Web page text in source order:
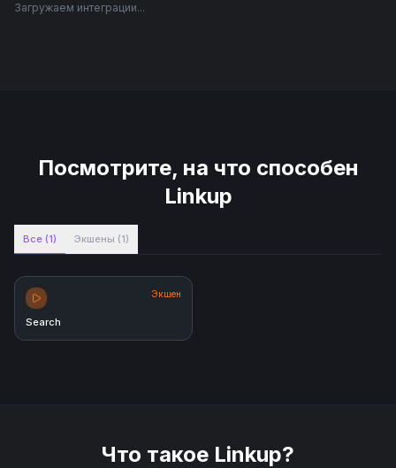
Загружаем интеграции...
Посмотрите, на что способен
Linkup
Все (1) Экшены (1)
Экшен
Search
Что такое Linkup?